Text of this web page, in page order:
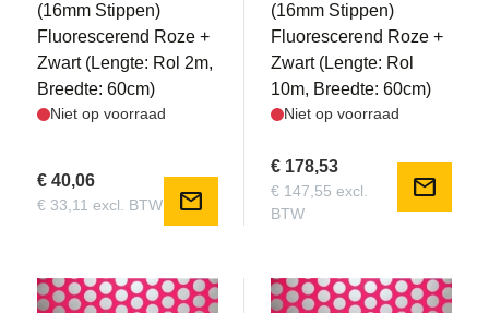
(16mm Stippen)
Fluorescerend Roze +
Zwart (Lengte: Rol 2m,
Breedte: 60cm)
Niet op voorraad
€ 40,06
€ 33,11 excl. BTW mail
(16mm Stippen)
Fluorescerend Roze +
Zwart (Lengte: Rol
10m, Breedte: 60cm)
Niet op voorraad
€ 178,53
€ 147,55 excl.
BTW
mail